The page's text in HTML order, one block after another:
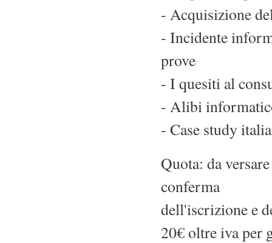
- Acquisizione
- Incidente
prove
- I quesiti al
- Alibi
- Case study
Quota: da
conferma
dell'iscrizione e
20€ oltre iva per